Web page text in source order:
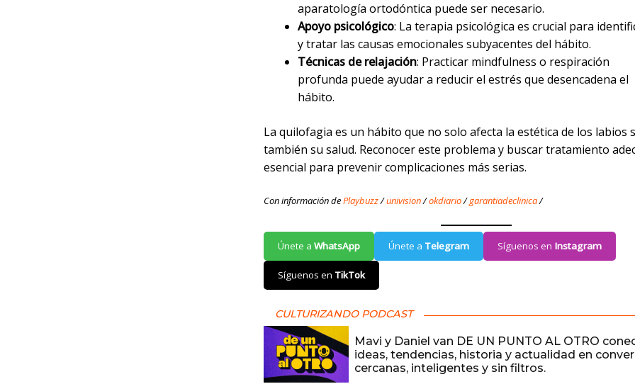
aparatología ortodóntica puede ser necesario.
Apoyo psicológico: La terapia psicológica es crucial para
y tratar las causas emocionales subyacentes del hábito.
Técnicas de relajación: Practicar mindfulness o respiración
profunda puede ayudar a reducir el estrés que desencadena el
hábito.
La quilofagia es un hábito que no solo afecta la estética de los labios
también su salud. Reconocer este problema y buscar tratamiento
esencial para prevenir complicaciones más serias.
Con información dePlaybuzz/univision/okdiario/garantiadeclinica/
Únete a WhatsApp Únete a Telegram Síguenos en Instagram
Síguenos en TikTok
CULTURIZANDO PODCAST
Mavi y Daniel van DE UN PUNTO AL OTRO
ideas, tendencias, historia y actualidad en
cercanas, inteligentes y sin filtros.